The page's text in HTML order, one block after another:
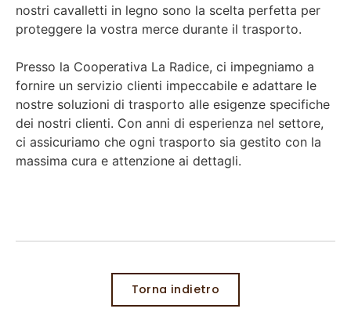
nostri cavalletti in legno sono la scelta perfetta per
proteggere la vostra merce durante il trasporto.
Presso la Cooperativa La Radice, ci impegniamo a
fornire un servizio clienti impeccabile e adattare le
nostre soluzioni di trasporto alle esigenze specifiche
dei nostri clienti. Con anni di esperienza nel settore,
ci assicuriamo che ogni trasporto sia gestito con la
massima cura e attenzione ai dettagli.
Torna indietro